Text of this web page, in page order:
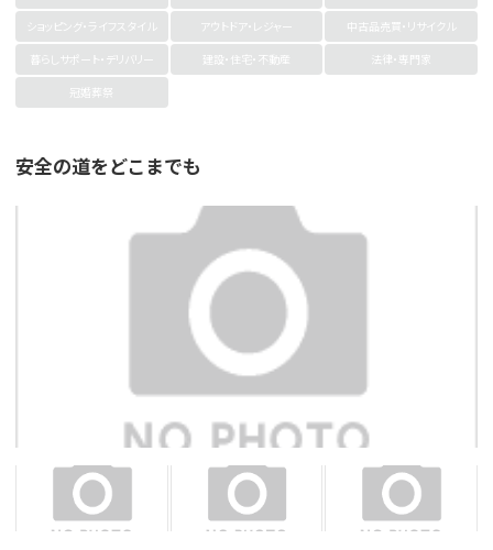
ショッピング・ライフスタイル
アウトドア・レジャー
中古品売買・リサイクル
暮らしサポート・デリバリー
建設・住宅・不動産
法律・専門家
冠婚葬祭
安全の道をどこまでも